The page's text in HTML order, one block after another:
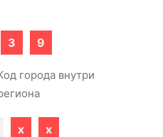
3 9
города внутри
x x